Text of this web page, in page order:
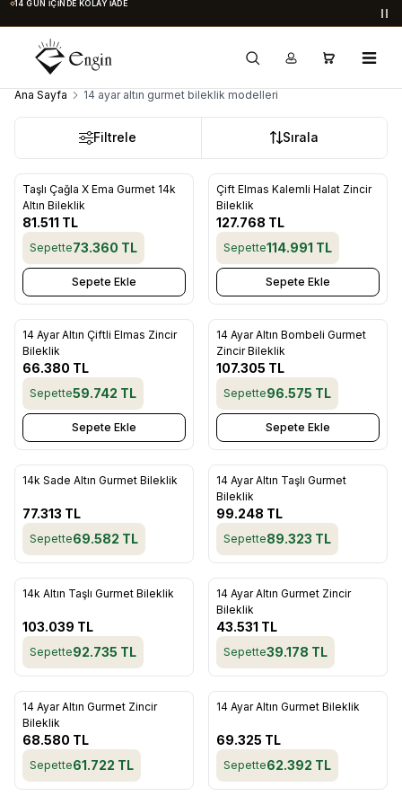
14 GÜN İÇINDE KOLAY İADE
Ana Sayfa 14 ayar altın gurmet bileklik modelleri
Filtrele Sırala
Favorilere Ekle
Taşlı Çağla X Ema Gurmet 14k
Altın Bileklik
81.511 TL
Sepette73.360 TL
Sepete Ekle
Favorilere Ekle
Çift Elmas Kalemli Halat Zincir
Bileklik
127.768 TL
Sepette114.991 TL
Sepete Ekle
Favorilere Ekle
14 Ayar Altın Çiftli Elmas Zincir
Bileklik
66.380 TL
Sepette59.742 TL
Sepete Ekle
Favorilere Ekle
14 Ayar Altın Bombeli Gurmet
Zincir Bileklik
107.305 TL
Sepette96.575 TL
Sepete Ekle
14k Sade Altın Gurmet Bileklik
77.313 TL
Sepette69.582 TL
Favorilere Ekle
Tükendi
14 Ayar Altın Taşlı Gurmet
Bileklik
99.248 TL
Sepette89.323 TL
14k Altın Taşlı Gurmet Bileklik
103.039 TL
Sepette92.735 TL
Favorilere Ekle
Tükendi
14 Ayar Altın Gurmet Zincir
Bileklik
43.531 TL
Sepette39.178 TL
Favorilere Ekle
14 Ayar Altın Gurmet Zincir
Bileklik
68.580 TL
Sepette61.722 TL
Tükendi
14 Ayar Altın Gurmet Bileklik
69.325 TL
Sepette62.392 TL